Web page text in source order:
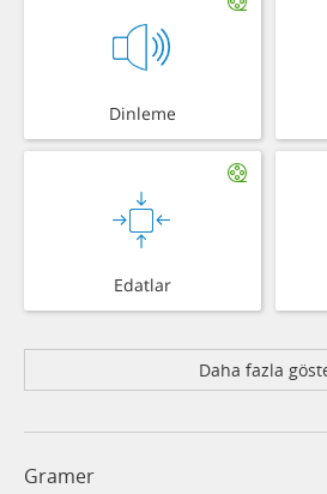
Dinleme
Edatlar
Daha fazla
Gramer